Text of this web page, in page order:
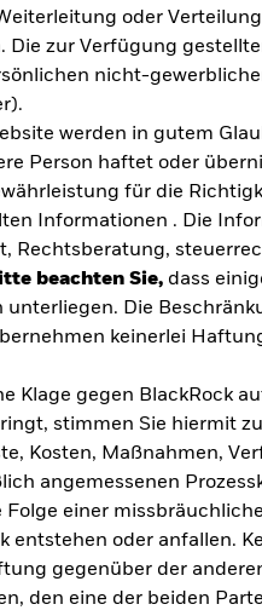
oder
Die zur Verfügung
nicht-
werden in gutem
Person haftet oder
für die
Informationen . Die
Rechtsberatung,
beachten Sie, dass
Die
keinerlei
Klage gegen BlackRock
stimmen Sie hiermit
Kosten, Maßnahmen,
angemessenen
einer
entstehen oder anfallen.
gegenüber der
den eine der beiden